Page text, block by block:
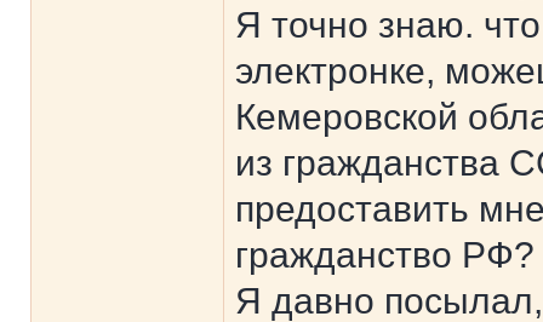
Я точно знаю.
электронке,
Кемеровской
из гражданства
предоставить
гражданство РФ?
Я давно посылал,